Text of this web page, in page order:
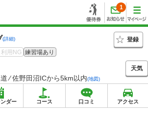
1
(詳細)
登録
用NG 練習場あり
⁄ 佐野田沼ICから5km以内(地図)
天気
ダー コース 口コミ アクセス